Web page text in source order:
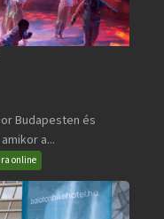
Budapesten és
a...
online